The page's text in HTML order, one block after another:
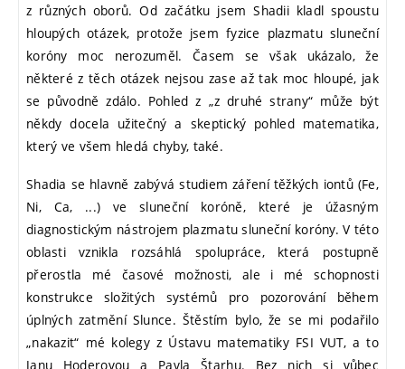
z různých oborů. Od začátku jsem Shadii kladl spoustu
hloupých otázek, protože jsem fyzice plazmatu sluneční
koróny moc nerozuměl. Časem se však ukázalo, že
některé z těch otázek nejsou zase až tak moc hloupé, jak
se původně zdálo. Pohled z „z druhé strany“ může být
někdy docela užitečný a skeptický pohled matematika,
který ve všem hledá chyby, také.
Shadia se hlavně zabývá studiem záření těžkých iontů (Fe,
Ni, Ca, ...) ve sluneční koróně, které je úžasným
diagnostickým nástrojem plazmatu sluneční koróny. V této
oblasti vznikla rozsáhlá spolupráce, která postupně
přerostla mé časové možnosti, ale i mé schopnosti
konstrukce složitých systémů pro pozorování během
úplných zatmění Slunce. Štěstím bylo, že se mi podařilo
„nakazit“ mé kolegy z Ústavu matematiky FSI VUT, a to
Janu Hoderovou a Pavla Štarhu. Bez nich si vůbec